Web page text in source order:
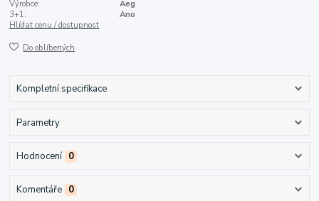
Výrobce:
Aeg
3+1:
Ano
Hlídat cenu / dostupnost
Do oblíbených
Kompletní specifikace
Parametry
Hodnocení 0
Komentáře 0